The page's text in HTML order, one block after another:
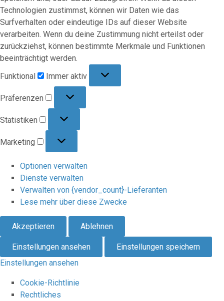
Technologien zustimmst, können wir Daten wie das
Surfverhalten oder eindeutige IDs auf dieser Website
verarbeiten. Wenn du deine Zustimmung nicht erteilst oder
zurückziehst, können bestimmte Merkmale und Funktionen
beeinträchtigt werden.
Funktional
Immer aktiv
Präferenzen
Statistiken
Marketing
Optionen verwalten
Dienste verwalten
Verwalten von {vendor_count}-Lieferanten
Lese mehr über diese Zwecke
Akzeptieren Ablehnen
Einstellungen ansehen
Einstellungen speichern
Einstellungen ansehen
Cookie-Richtlinie
Rechtliches